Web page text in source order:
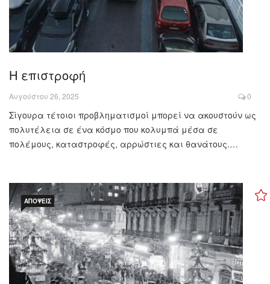
Η επιστροφή
Αυγούστου 26, 2025 0
Σίγουρα τέτοιοι προβληματισμοί μπορεί να ακουστούν ως
πολυτέλεια σε ένα κόσμο που κολυμπά μέσα σε
πολέμους, καταστροφές, αρρώστιες και θανάτους.…
ΑΠΌΨΕΙΣ